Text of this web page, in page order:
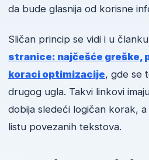
da bude glasnija od korisne
Sličan princip se vidi i u članku
stranice: najčešće greške,
koraci optimizacije, gde se
drugog ugla. Takvi linkovi
dobija sledeći logičan korak,
listu povezanih tekstova.